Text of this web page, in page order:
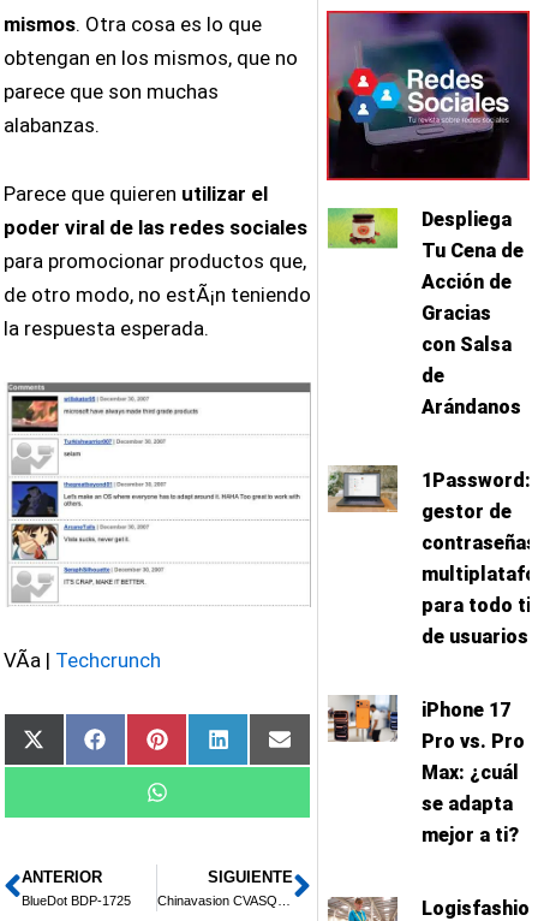
mismos. Otra cosa es lo que
obtengan en los mismos, que no
parece que son muchas
alabanzas.
Parece que quieren utilizar el
poder viral de las redes sociales
para promocionar productos que,
de otro modo, no estÃ¡n teniendo
la respuesta esperada.
VÃ­a | Techcrunch
Compartir
en
X
(Twitter)
Compartir
en
FacebookCompartir
en
PinterestCompartir
en
LinkedInCompartir
en
Email
Compartir
en
WhatsApp
Ant
ANTERIOR
BlueDot BDP-1725
SIGUIENTESiguiente
Despliega
Tu Cena de
Acción de
Gracias
con Salsa
de
Arándanos
1Password:
gestor de
contraseñas
para todo
de usuarios
iPhone 17
Pro vs. Pro
Max: ¿cuál
se adapta
mejor a ti?